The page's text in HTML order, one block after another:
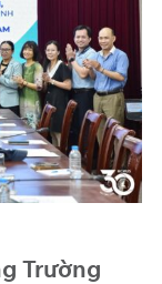
Trường